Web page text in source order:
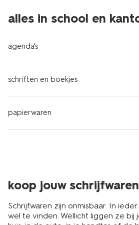
alles in school en
agenda's
schriften en boekjes
papierwaren
koop jouw
Schrijfwaren zijn onmisbaar. In
wel te vinden. Wellicht liggen ze bij